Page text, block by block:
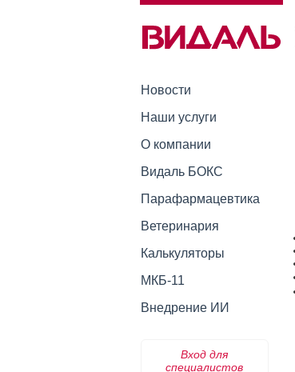
Новости
Наши услуги
О компании
Видаль БОКС
Парафармацевтика
Ветеринария
Калькуляторы
МКБ-11
Внедрение ИИ
Вход для
специалистов